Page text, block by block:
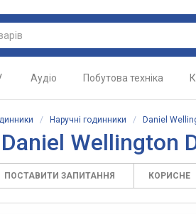
Аудіо Побутова техніка
/ Наручні годинники / Daniel
Wellington
ПОСТАВИТИ ЗАПИТАННЯ КОРИСНЕ